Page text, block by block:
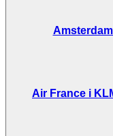
Air France i